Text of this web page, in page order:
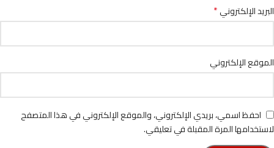
البريد الإلكتروني*
الموقع الإلكتروني
احفظ اسمي، بريدي الإلكتروني، والموقع الإلكتروني في هذا المتصفح
لاستخدامها المرة المقبلة في تعليقي.